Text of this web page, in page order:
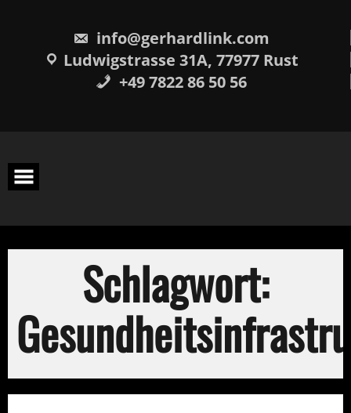
info@gerhardlink.com
Ludwigstrasse 31A, 77977 Rust
+49 7822 86 50 56
Schlagwort: